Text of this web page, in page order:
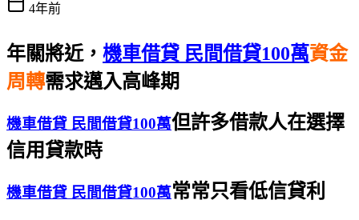
4年前
年關將近， 機車借貸 民間借貸100萬資金
周轉需求邁入高峰期
機車借貸 民間借貸100萬但許多借款人在選擇
信用貸款時
機車借貸 民間借貸100萬常常只看低信貸利